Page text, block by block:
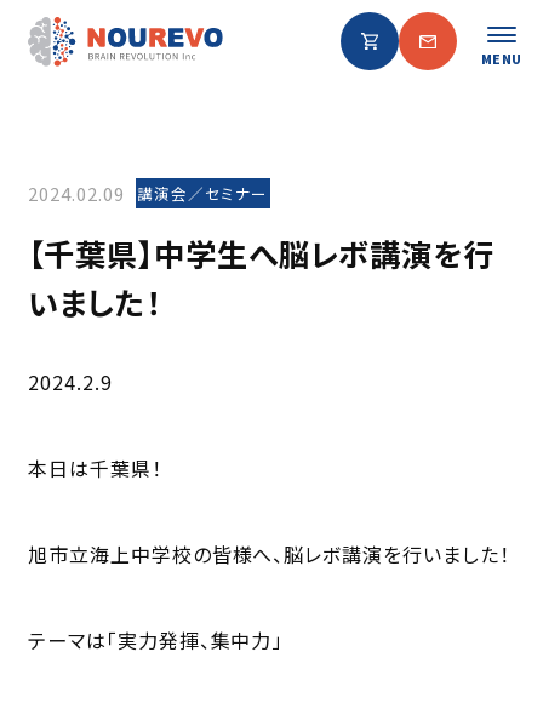
MENU
2024.02.09 講演会／セミナー
【千葉県】中学生へ脳レボ講演を行
いました！
2024.2.9
本日は千葉県！
旭市立海上中学校の皆様へ、脳レボ講演を行いました！
テーマは「実力発揮、集中力」